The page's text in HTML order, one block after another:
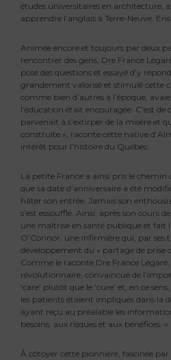
études universitaires en architecture,
apprendre l’anglais à Terre-Neuve.
Animée encore et toujours par deux
rencontrer des gens, Dre France
posé des questions et essayé d’y
grandement valorisé et stimulé cette
comme bien d’autres à l’époque,
l’éducation était encouragée. C’est de
parvenait à s’extirper de la misère et
construite », raconte cette native
intérêt pour l’histoire du Québec.
La petite France a ainsi pris le chemin
que sa date d’anniversaire a été
hâter son entrée. Jamais son
s’est essoufflé. Ainsi, après son cours
une maîtrise en santé publique et fait
O’Connor, une infirmière qui, par
développement du « partage de prise
Comme le raconte Dre France
révolutionnaire, convaincue de
‘care’ plutôt que le ‘cure’ et, en ce
les patients étaient impliqués dans la
ayant reçu au préalable les
besoins, aux risques et aux bénéfices. »
À côtoyer cette pionnière, fascinée